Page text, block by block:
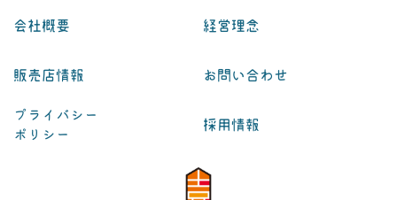
会社概要 経営理念
販売店情報 お問い合わせ
プライバシー
ポリシー
採用情報